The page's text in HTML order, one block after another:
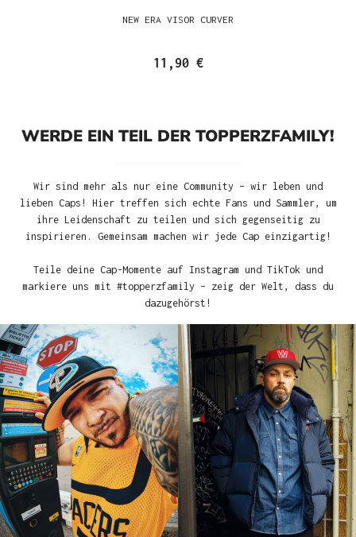
NEW ERA VISOR CURVER
11,90 €
WERDE EIN TEIL DER TOPPERZFAMILY!
Wir sind mehr als nur eine Community – wir leben und
lieben Caps! Hier treffen sich echte Fans und Sammler, um
ihre Leidenschaft zu teilen und sich gegenseitig zu
inspirieren. Gemeinsam machen wir jede Cap einzigartig!
Teile deine Cap-Momente auf Instagram und TikTok und
markiere uns mit #topperzfamily – zeig der Welt, dass du
dazugehörst!